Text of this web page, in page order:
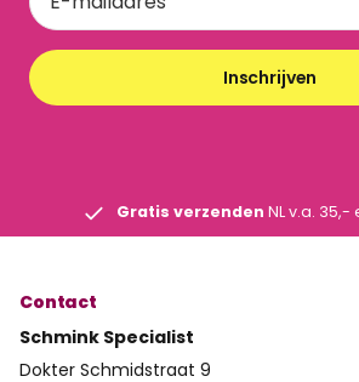
Inschrijven
Gratis verzenden NL v.a. 35,-
Contact
Schmink Specialist
Dokter Schmidstraat 9